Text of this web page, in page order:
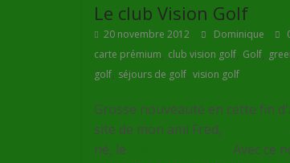
Le club Vision Golf
20 novembre 2012 Dominique
carte prémium, club vision golf, Golf,
golf, séjours de golf, vision golf
Grosse nouveauté en cette fin
site de mon ami Fred,
né, le
Avec ce